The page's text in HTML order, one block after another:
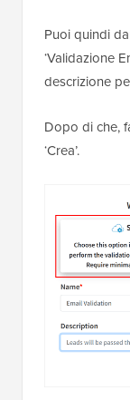
Puoi quindi
‘Validazione
descrizione
Dopo di che,
‘Crea’.